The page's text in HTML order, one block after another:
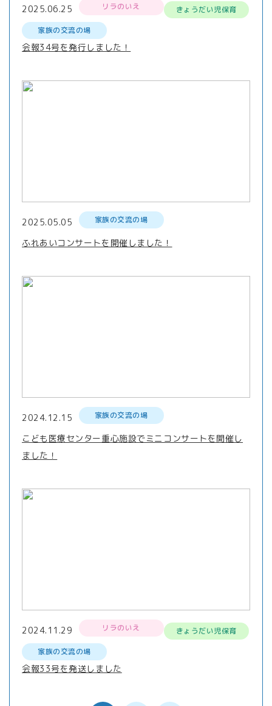
2025.06.25 リラのいえ
きょうだい児保育
家族の交流の場
会報34号を発行しました！
2025.05.05 家族の交流の場
ふれあいコンサートを開催しました！
2024.12.15 家族の交流の場
こども医療センター重心施設でミニコンサートを開催し
ました！
2024.11.29 リラのいえ
きょうだい児保育
家族の交流の場
会報33号を発送しました